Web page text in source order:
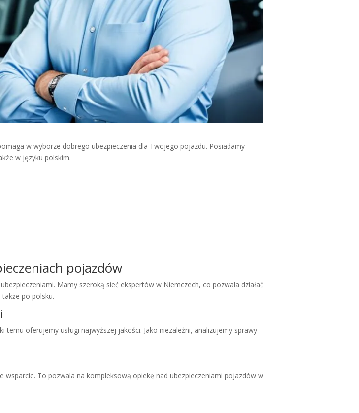
w wyborze dobrego ubezpieczenia dla Twojego pojazdu. Posiadamy
w języku polskim.
pojazdów
Mamy szeroką sieć ekspertów w Niemczech, co pozwala działać
po polsku.
oferujemy usługi najwyższej jakości. Jako niezależni, analizujemy sprawy
wsparcie. To pozwala na kompleksową opiekę nad ubezpieczeniami pojazdów w